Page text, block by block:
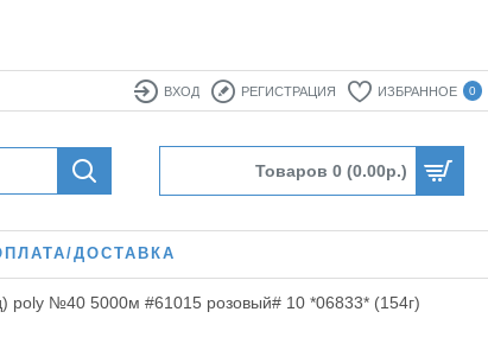
ВХОД РЕГИСТРАЦИЯ ИЗБРАННОЕ 0
Товаров 0 (0.00р.)
ДОСТАВКА
poly №40 5000м #61015 розовый# 10 *06833* (154г)